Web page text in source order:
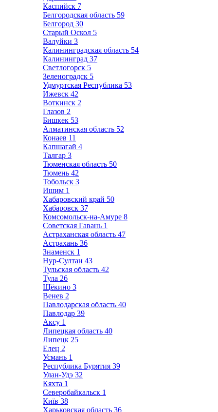
Каспийск 7
Белгородская область 59
Белгород 30
Старый Оскол 5
Валуйки 3
Калининградская область 54
Калининград 37
Светлогорск 5
Зеленоградск 5
Удмуртская Республика 53
Ижевск 42
Воткинск 2
Глазов 2
Бишкек 53
Алматинская область 52
Конаев 11
Капшагай 4
Талгар 3
Тюменская область 50
Тюмень 42
Тобольск 3
Ишим 1
Хабаровский край 50
Хабаровск 37
Комсомольск-на-Амуре 8
Советская Гавань 1
Астраханская область 47
Астрахань 36
Знаменск 1
Нур-Султан 43
Тульская область 42
Тула 26
Щёкино 3
Венев 2
Павлодарская область 40
Павлодар 39
Аксу 1
Липецкая область 40
Липецк 25
Елец 2
Усмань 1
Республика Бурятия 39
Улан-Удэ 32
Кяхта 1
Северобайкальск 1
Київ 38
Харьковская область 36